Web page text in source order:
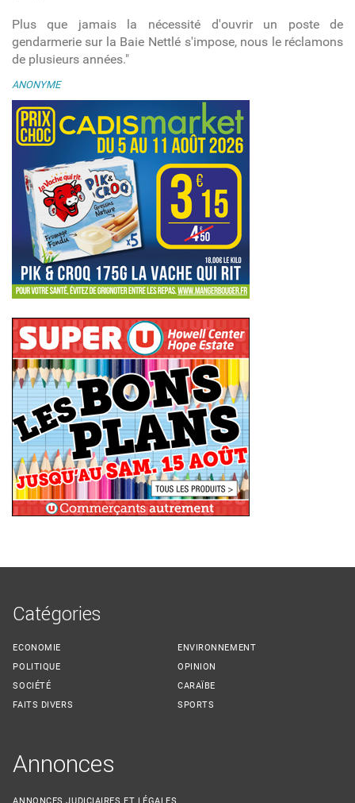
Plus que jamais la nécessité d'ouvrir un poste de
gendarmerie sur la Baie Nettlé s'impose, nous le réclamons
de plusieurs années."
ANONYME
Catégories
ECONOMIE
POLITIQUE
SOCIÉTÉ
FAITS DIVERS
ENVIRONNEMENT
OPINION
CARAÏBE
SPORTS
Annonces